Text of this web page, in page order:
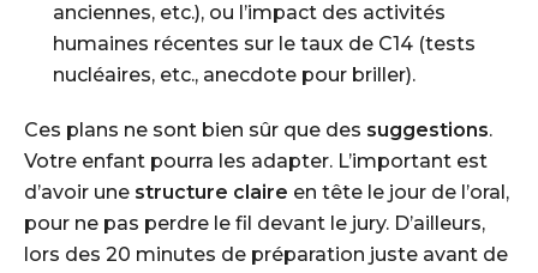
anciennes, etc.), ou l’impact des activités
humaines récentes sur le taux de C14 (tests
nucléaires, etc., anecdote pour briller).
Ces plans ne sont bien sûr que des suggestions.
Votre enfant pourra les adapter. L’important est
d’avoir une structure claire en tête le jour de l’oral,
pour ne pas perdre le fil devant le jury. D’ailleurs,
lors des 20 minutes de préparation juste avant de